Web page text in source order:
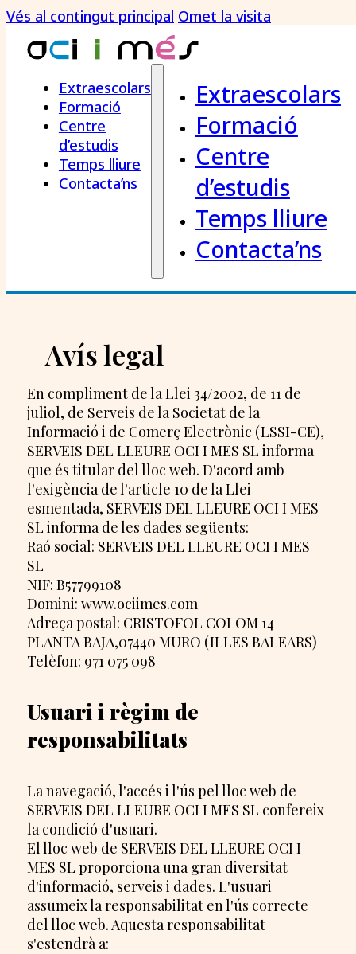
Vés al contingut principal Omet la visita
Extraescolars
Formació
Centre
d’estudis
Temps lliure
Contacta’ns
Extraescolars
Formació
Centre
d’estudis
Temps lliure
Contacta’ns
Avís legal
En compliment de la Llei 34/2002, de 11 de
juliol, de Serveis de la Societat de la
Informació i de Comerç Electrònic (LSSI-CE),
SERVEIS DEL LLEURE OCI I MES SL informa
que és titular del lloc web. D'acord amb
l'exigència de l'article 10 de la Llei
esmentada, SERVEIS DEL LLEURE OCI I MES
SL informa de les dades següents:
Raó social: SERVEIS DEL LLEURE OCI I MES
SL
NIF: B57799108
Domini: www.ociimes.com
Adreça postal: CRISTOFOL COLOM 14
PLANTA BAJA,07440 MURO (ILLES BALEARS)
Telèfon: 971 075 098
Usuari i règim de
responsabilitats
La navegació, l'accés i l'ús pel lloc web de
SERVEIS DEL LLEURE OCI I MES SL confereix
la condició d'usuari.
El lloc web de SERVEIS DEL LLEURE OCI I
MES SL proporciona una gran diversitat
d'informació, serveis i dades. L'usuari
assumeix la responsabilitat en l'ús correcte
del lloc web. Aquesta responsabilitat
s'estendrà a: